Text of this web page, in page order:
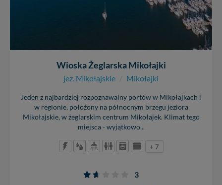
Wioska Żeglarska Mikołajki
jez. Mikołajskie / Mikołajki
Jeden z najbardziej rozpoznawalny portów w Mikołajkach i
w regionie, położony na północnym brzegu jeziora
Mikołajskie, w żeglarskim centrum Mikołajek. Klimat tego
miejsca - wyjątkowo...
+ 7
3